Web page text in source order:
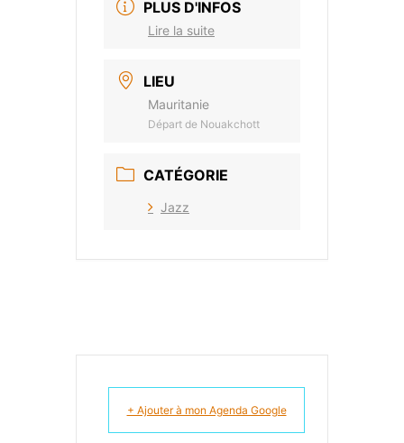
PLUS D'INFOS
Lire la suite
LIEU
Mauritanie
Départ de Nouakchott
CATÉGORIE
Jazz
+ Ajouter à mon Agenda Google